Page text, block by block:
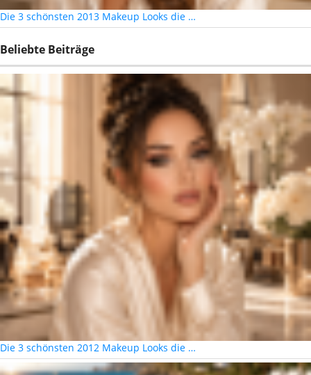
Die 3 schönsten 2013 Makeup Looks die …
Beliebte Beiträge
Die 3 schönsten 2012 Makeup Looks die …